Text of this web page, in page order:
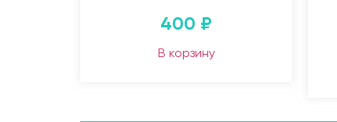
400 ₽
В корзину